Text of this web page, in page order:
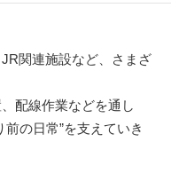
関連施設など、さまざ
配線作業などを通し
の日常”を支えていき